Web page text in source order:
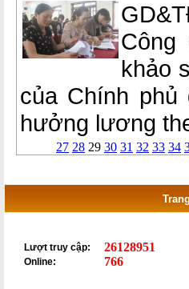
khảo
của Chính
hưởng lương
27 28 29 30 31 32 33 34
Lượt truy cập: 26128951
Online: 766